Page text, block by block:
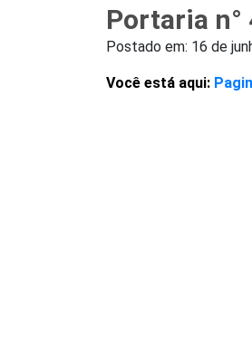
Portaria n°
Postado em: 16 de
Você está aqui: